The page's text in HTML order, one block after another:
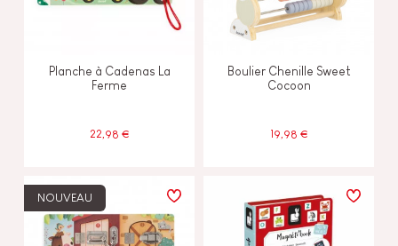
Planche à Cadenas La
Ferme
22,98 €
Boulier Chenille Sweet
Cocoon
19,98 €
NOUVEAU